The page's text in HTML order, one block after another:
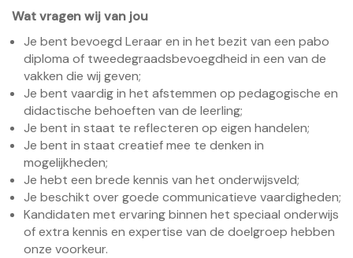
Wat vragen wij van jou
Je bent bevoegd Leraar en in het bezit van een pabo
diploma of tweedegraadsbevoegdheid in een van de
vakken die wij geven;
Je bent vaardig in het afstemmen op pedagogische en
didactische behoeften van de leerling;
Je bent in staat te reflecteren op eigen handelen;
Je bent in staat creatief mee te denken in
mogelijkheden;
Je hebt een brede kennis van het onderwijsveld;
Je beschikt over goede communicatieve vaardigheden;
Kandidaten met ervaring binnen het speciaal onderwijs
of extra kennis en expertise van de doelgroep hebben
onze voorkeur.